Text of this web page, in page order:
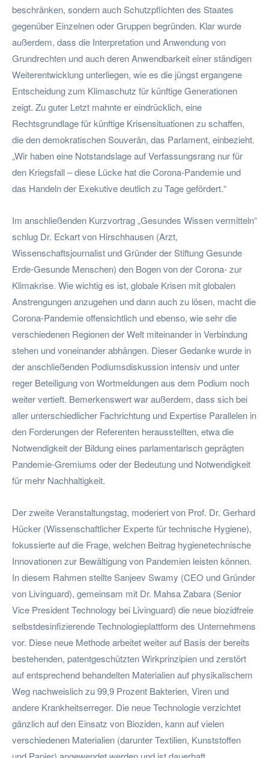
beschränken, sondern auch Schutzpflichten des Staates
gegenüber Einzelnen oder Gruppen begründen. Klar wurde
außerdem, dass die Interpretation und Anwendung von
Grundrechten und auch deren Anwendbarkeit einer ständigen
Weiterentwicklung unterliegen, wie es die jüngst ergangene
Entscheidung zum Klimaschutz für künftige Generationen
zeigt. Zu guter Letzt mahnte er eindrücklich, eine
Rechtsgrundlage für künftige Krisensituationen zu schaffen,
die den demokratischen Souverän, das Parlament, einbezieht.
„Wir haben eine Notstandslage auf Verfassungsrang nur für
den Kriegsfall – diese Lücke hat die Corona-Pandemie und
das Handeln der Exekutive deutlich zu Tage gefördert.“
Im anschließenden Kurzvortrag „Gesundes Wissen vermitteln“
schlug Dr. Eckart von Hirschhausen (Arzt,
Wissenschaftsjournalist und Gründer der Stiftung Gesunde
Erde-Gesunde Menschen) den Bogen von der Corona- zur
Klimakrise. Wie wichtig es ist, globale Krisen mit globalen
Anstrengungen anzugehen und dann auch zu lösen, macht die
Corona-Pandemie offensichtlich und ebenso, wie sehr die
verschiedenen Regionen der Welt miteinander in Verbindung
stehen und voneinander abhängen. Dieser Gedanke wurde in
der anschließenden Podiumsdiskussion intensiv und unter
reger Beteiligung von Wortmeldungen aus dem Podium noch
weiter vertieft. Bemerkenswert war außerdem, dass sich bei
aller unterschiedlicher Fachrichtung und Expertise Parallelen in
den Forderungen der Referenten herausstellten, etwa die
Notwendigkeit der Bildung eines parlamentarisch geprägten
Pandemie-Gremiums oder der Bedeutung und Notwendigkeit
für mehr Nachhaltigkeit.
Der zweite Veranstaltungstag, moderiert von Prof. Dr. Gerhard
Hücker (Wissenschaftlicher Experte für technische Hygiene),
fokussierte auf die Frage, welchen Beitrag hygienetechnische
Innovationen zur Bewältigung von Pandemien leisten können.
In diesem Rahmen stellte Sanjeev Swamy (CEO und Gründer
von Livinguard), gemeinsam mit Dr. Mahsa Zabara (Senior
Vice President Technology bei Livinguard) die neue biozidfreie
selbstdesinfizierende Technologieplattform des Unternehmens
vor. Diese neue Methode arbeitet weiter auf Basis der bereits
bestehenden, patentgeschützten Wirkprinzipien und zerstört
auf entsprechend behandelten Materialien auf physikalischem
Weg nachweislich zu 99,9 Prozent Bakterien, Viren und
andere Krankheitserreger. Die neue Technologie verzichtet
gänzlich auf den Einsatz von Bioziden, kann auf vielen
verschiedenen Materialien (darunter Textilien, Kunststoffen